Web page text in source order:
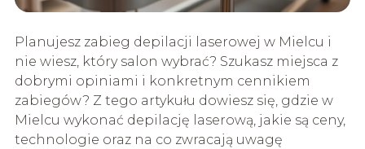
Planujesz zabieg depilacji laserowej w Mielcu i
nie wiesz, który salon wybrać? Szukasz miejsca z
dobrymi opiniami i konkretnym cennikiem
zabiegów? Z tego artykułu dowiesz się, gdzie w
Mielcu wykonać depilację laserową, jakie są ceny,
technologie oraz na co zwracają uwagę